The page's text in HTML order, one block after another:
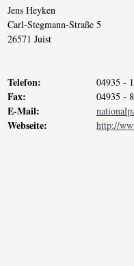
Jens Heyken
Carl-Stegmann-Straße 5
26571 Juist
Telefon: 04935 -
Fax: 04935 -
E-Mail:
Webseite: http://